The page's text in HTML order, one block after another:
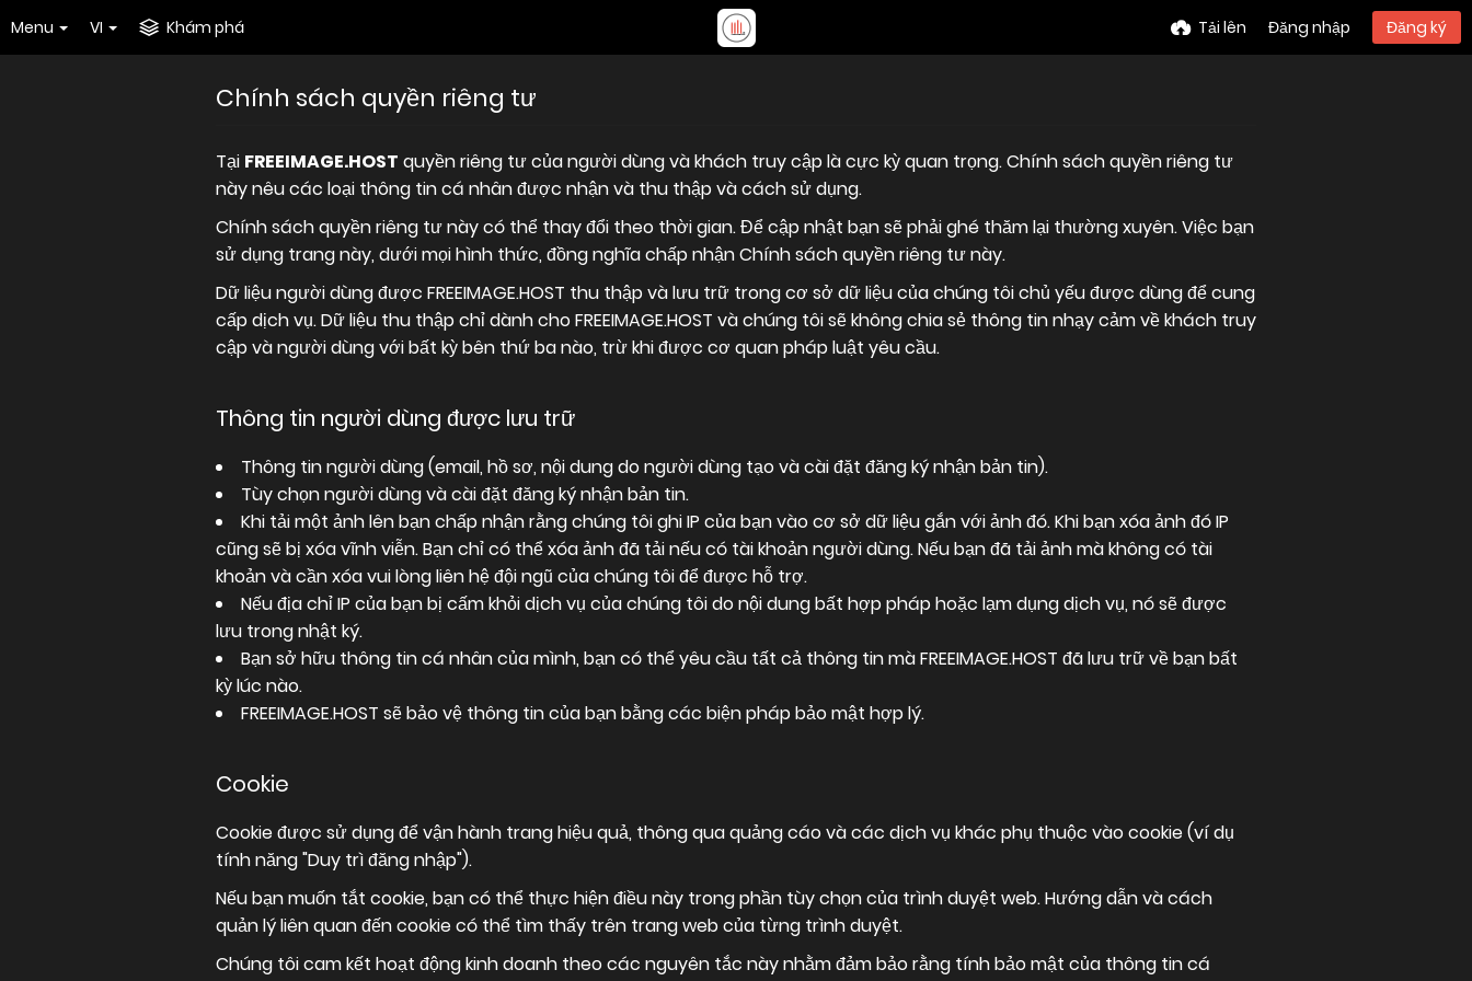
Menu VI Khám phá Tải lên Đăng nhập Đăng ký
Chính sách quyền riêng tư
Tại FREEIMAGE.HOST quyền riêng tư của người dùng và khách truy cập là cực kỳ quan trọng. Chính sách quyền riêng tư
này nêu các loại thông tin cá nhân được nhận và thu thập và cách sử dụng.
Chính sách quyền riêng tư này có thể thay đổi theo thời gian. Để cập nhật bạn sẽ phải ghé thăm lại thường xuyên. Việc bạn
sử dụng trang này, dưới mọi hình thức, đồng nghĩa chấp nhận Chính sách quyền riêng tư này.
Dữ liệu người dùng được FREEIMAGE.HOST thu thập và lưu trữ trong cơ sở dữ liệu của chúng tôi chủ yếu được dùng để cung
cấp dịch vụ. Dữ liệu thu thập chỉ dành cho FREEIMAGE.HOST và chúng tôi sẽ không chia sẻ thông tin nhạy cảm về khách truy
cập và người dùng với bất kỳ bên thứ ba nào, trừ khi được cơ quan pháp luật yêu cầu.
Thông tin người dùng được lưu trữ
Thông tin người dùng (email, hồ sơ, nội dung do người dùng tạo và cài đặt đăng ký nhận bản tin).
Tùy chọn người dùng và cài đặt đăng ký nhận bản tin.
Khi tải một ảnh lên bạn chấp nhận rằng chúng tôi ghi IP của bạn vào cơ sở dữ liệu gắn với ảnh đó. Khi bạn xóa ảnh đó IP
cũng sẽ bị xóa vĩnh viễn. Bạn chỉ có thể xóa ảnh đã tải nếu có tài khoản người dùng. Nếu bạn đã tải ảnh mà không có tài
khoản và cần xóa vui lòng liên hệ đội ngũ của chúng tôi để được hỗ trợ.
Nếu địa chỉ IP của bạn bị cấm khỏi dịch vụ của chúng tôi do nội dung bất hợp pháp hoặc lạm dụng dịch vụ, nó sẽ được
lưu trong nhật ký.
Bạn sở hữu thông tin cá nhân của mình, bạn có thể yêu cầu tất cả thông tin mà FREEIMAGE.HOST đã lưu trữ về bạn bất
kỳ lúc nào.
FREEIMAGE.HOST sẽ bảo vệ thông tin của bạn bằng các biện pháp bảo mật hợp lý.
Cookie
Cookie được sử dụng để vận hành trang hiệu quả, thông qua quảng cáo và các dịch vụ khác phụ thuộc vào cookie (ví dụ
tính năng "Duy trì đăng nhập").
Nếu bạn muốn tắt cookie, bạn có thể thực hiện điều này trong phần tùy chọn của trình duyệt web. Hướng dẫn và cách
quản lý liên quan đến cookie có thể tìm thấy trên trang web của từng trình duyệt.
Chúng tôi cam kết hoạt động kinh doanh theo các nguyên tắc này nhằm đảm bảo rằng tính bảo mật của thông tin cá